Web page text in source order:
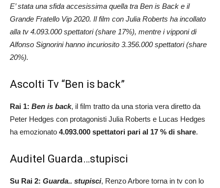
E’ stata una sfida accesissima quella tra Ben is Back e il
Grande Fratello Vip 2020. Il film con Julia Roberts ha incollato
alla tv 4.093.000 spettatori (share 17%), mentre i vipponi di
Alfonso Signorini hanno incuriosito 3.356.000 spettatori (share
20%).
Ascolti Tv “Ben is back”
Rai 1: Ben is back, il film tratto da una storia vera diretto da
Peter Hedges con protagonisti Julia Roberts e Lucas Hedges
ha emozionato 4.093.000 spettatori pari al 17 % di share.
Auditel Guarda…stupisci
Su Rai 2: Guarda.. stupisci, Renzo Arbore torna in tv con lo